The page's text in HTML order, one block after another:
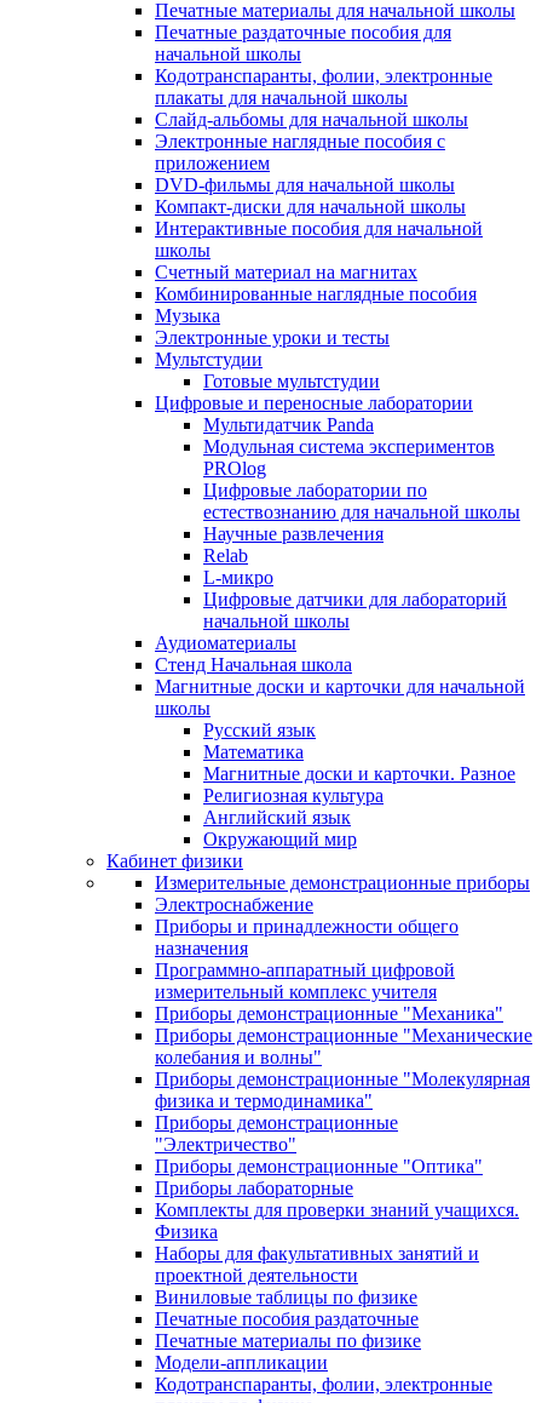
Печатные материалы для начальной школы
Печатные раздаточные пособия для
начальной школы
Кодотранспаранты, фолии, электронные
плакаты для начальной школы
Слайд-альбомы для начальной школы
Электронные наглядные пособия с
приложением
DVD-фильмы для начальной школы
Компакт-диски для начальной школы
Интерактивные пособия для начальной
школы
Счетный материал на магнитах
Комбинированные наглядные пособия
Музыка
Электронные уроки и тесты
Мультстудии
Готовые мультстудии
Цифровые и переносные лаборатории
Мультидатчик Panda
Модульная система экспериментов
PROlog
Цифровые лаборатории по
естествознанию для начальной школы
Научные развлечения
Relab
L-микро
Цифровые датчики для лабораторий
начальной школы
Аудиоматериалы
Стенд Начальная школа
Магнитные доски и карточки для начальной
школы
Русский язык
Математика
Магнитные доски и карточки. Разное
Религиозная культура
Английский язык
Окружающий мир
Кабинет физики
Измерительные демонстрационные приборы
Электроснабжение
Приборы и принадлежности общего
назначения
Программно-аппаратный цифровой
измерительный комплекс учителя
Приборы демонстрационные "Механика"
Приборы демонстрационные "Механические
колебания и волны"
Приборы демонстрационные "Молекулярная
физика и термодинамика"
Приборы демонстрационные
"Электричество"
Приборы демонстрационные "Оптика"
Приборы лабораторные
Комплекты для проверки знаний учащихся.
Физика
Наборы для факультативных занятий и
проектной деятельности
Виниловые таблицы по физике
Печатные пособия раздаточные
Печатные материалы по физике
Модели-аппликации
Кодотранспаранты, фолии, электронные